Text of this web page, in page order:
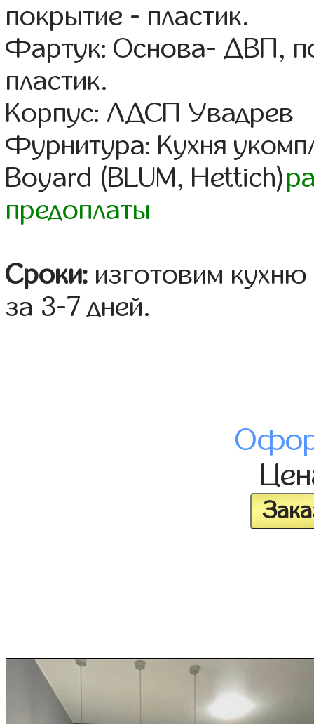
покрытие - пластик.
Фартук: Основа- ДВП,
пластик.
Корпус: ЛДСП Увадрев
Фурнитура: Кухня
Boyard (BLUM, Hettich)
предоплаты
Сроки: изготовим
за 3-7 дней.